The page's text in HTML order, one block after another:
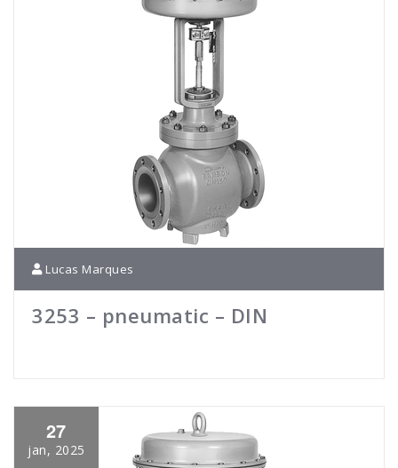
Lucas Marques
3253 – pneumatic – DIN
27
jan, 2025